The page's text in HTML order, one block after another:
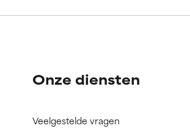
onderzoek ernaar nog niet
onderzoek ernaar nog niet
Onze diensten
Veelgestelde vragen